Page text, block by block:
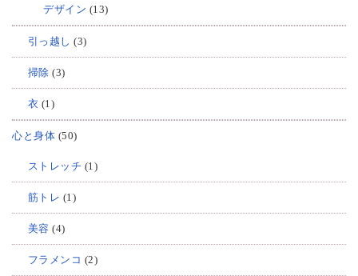
デザイン (13)
引っ越し (3)
掃除 (3)
衣 (1)
心と身体 (50)
ストレッチ (1)
筋トレ (1)
美容 (4)
フラメンコ (2)